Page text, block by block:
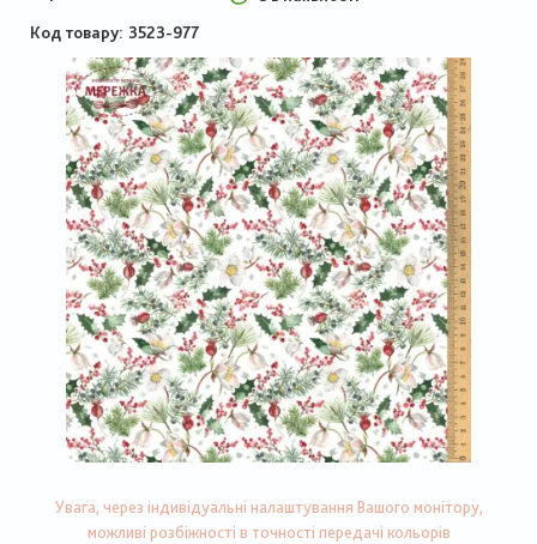
Код товару 3523-977
Увага, через індивідуальні налаштування Вашого монітору,
можливі розбіжності в точності передачі кольорів